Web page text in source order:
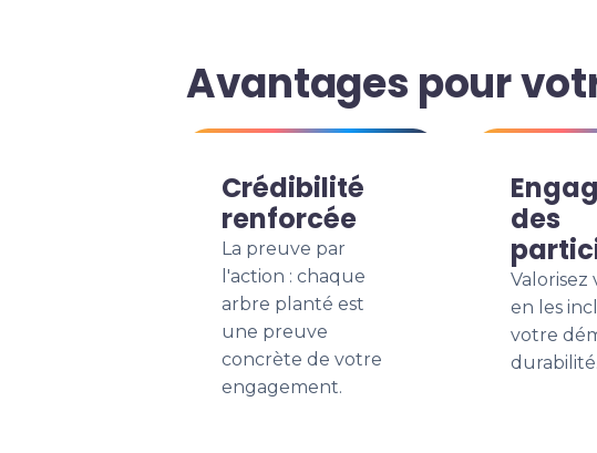
Avantages pour
Crédibilité
renforcée
La preuve par
l'action : chaque
arbre planté est
une preuve
concrète de votre
engagement.
des
Valorisez
en les
votre
durabilité.